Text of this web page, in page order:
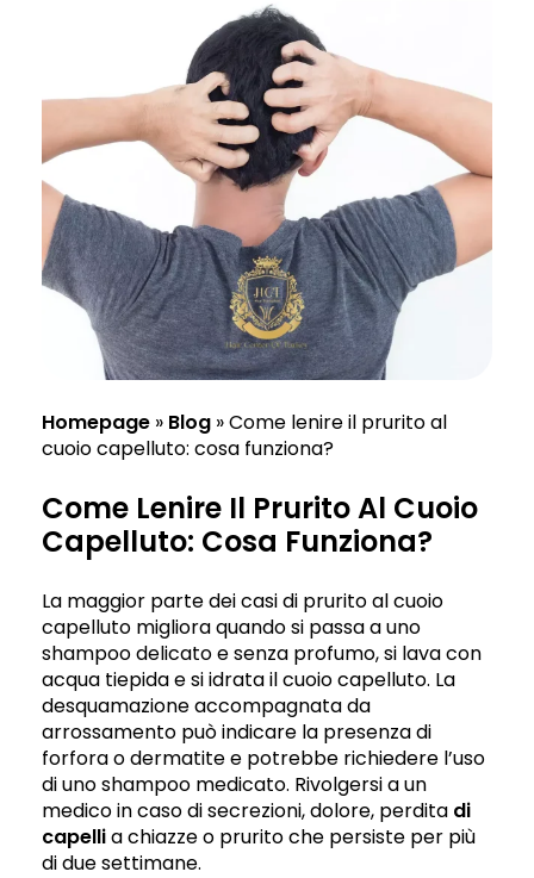
Homepage » Blog »Come lenire il prurito al
cuoio capelluto: cosa funziona?
Come Lenire Il Prurito Al Cuoio
Capelluto: Cosa Funziona?
La maggior parte dei casi di prurito al cuoio
capelluto migliora quando si passa a uno
shampoo delicato e senza profumo, si lava con
acqua tiepida e si idrata il cuoio capelluto. La
desquamazione accompagnata da
arrossamento può indicare la presenza di
forfora o dermatite e potrebbe richiedere l’uso
di uno shampoo medicato. Rivolgersi a un
medico in caso di secrezioni, dolore, perdita di
capellia chiazze o prurito che persiste per più
di due settimane.